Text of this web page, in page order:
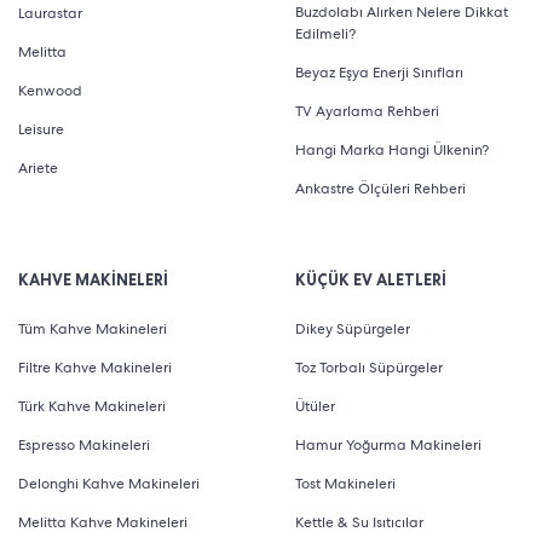
Laurastar
Melitta
Kenwood
Leisure
Ariete
Buzdolabı Alırken Nelere Dikkat
Edilmeli?
Beyaz Eşya Enerji Sınıfları
TV Ayarlama Rehberi
Hangi Marka Hangi Ülkenin?
Ankastre Ölçüleri Rehberi
KAHVE MAKİNELERİ
Tüm Kahve Makineleri
Filtre Kahve Makineleri
Türk Kahve Makineleri
Espresso Makineleri
Delonghi Kahve Makineleri
Melitta Kahve Makineleri
KÜÇÜK EV ALETLERİ
Dikey Süpürgeler
Toz Torbalı Süpürgeler
Ütüler
Hamur Yoğurma Makineleri
Tost Makineleri
Kettle & Su Isıtıcılar